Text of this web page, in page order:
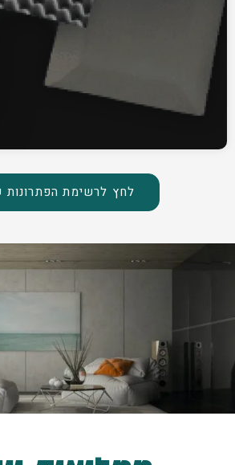
לחץ לרשימת הפתרונות